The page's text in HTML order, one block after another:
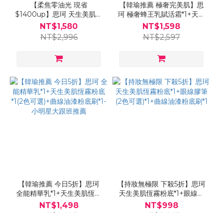
【柔焦零油光 現省
$1400up】思珂 天生美肌恆
霧粉底*2+拍拍蜜粉*1(隨
機)+曲線油漆粉底刷*1
NT$1,580
NT$2,996
【韓瑜推薦 極奢完美肌】思
珂 極奢蜂王乳賦活霜*1+天生
美肌恆霧粉底*1(2色可選)
+平頭無痕粉底刷
NT$1,598
NT$2,597
【韓瑜推薦 今日5折】思珂
全能精華乳*1+天生美肌恆霧
粉底*1(2色可選)+曲線油漆粉
NT$1,498
【持妝無極限 下殺5折】思珂
天生美肌恆霧粉底*1+眼線膠
筆(2色可選)*1+曲線油漆粉底
NT$998